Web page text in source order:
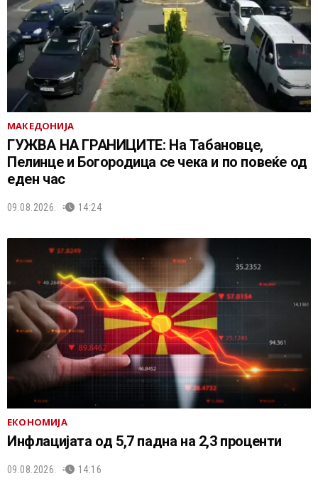
МАКЕДОНИЈА
ГУЖВА НА ГРАНИЦИТЕ: На Табановце,
Пелинце и Богородица се чека и по повеќе од
еден час
09.08.2026. 14:24
ЕКОНОМИЈА
Инфлацијата од 5,7 падна на 2,3 проценти
09.08.2026. 14:16